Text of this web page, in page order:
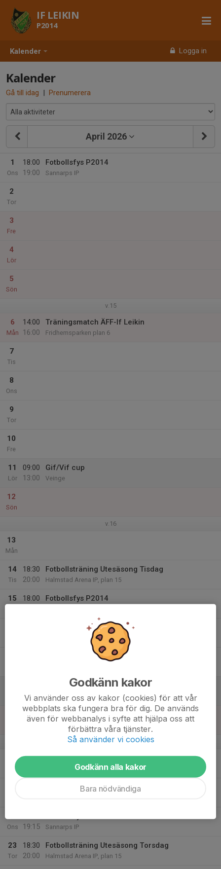
Kalender Logga in
IF LEIKIN
P2014
Kalender
Gå till idag | Prenumerera
April 2026
1
Ons
18:00
19:00
Fotbollsfys P2014
Sannarps IP
2
Tor
3
Fre
4
Lör
5
Sön
v.15
6
Mån
14:00
16:00
Träningsmatch ÄFF-If Leikin
Fridhemsparken plan 6
7
Tis
8
Ons
9
Tor
10
Fre
11
Lör
09:00
13:00
Gif/Vif cup
Veinge
12
Sön
v.16
13
Mån
14
Tis
18:30
20:00
Fotbollsträning Utesäsong Tisdag
Halmstad Arena IP, plan 15
15
18:00
Fotbollsfys P2014
Fotbollsträning Utesäsong Torsdag
Halmstad Arena IP, plan 15
v.17
Mån
Fotbollsträning Utesäsong
Ons
19:15
Sannarps IP
23
Tor
18:30
20:00
Fotbollsträning Utesäsong Torsdag
Halmstad Arena IP, plan 15
Godkänn kakor
Vi använder oss av kakor (cookies) för att vår
webbplats ska fungera bra för dig. De används
även för webbanalys i syfte att hjälpa oss att
förbättra våra tjänster.
Så använder vi cookies
Godkänn alla kakor
Bara nödvändiga